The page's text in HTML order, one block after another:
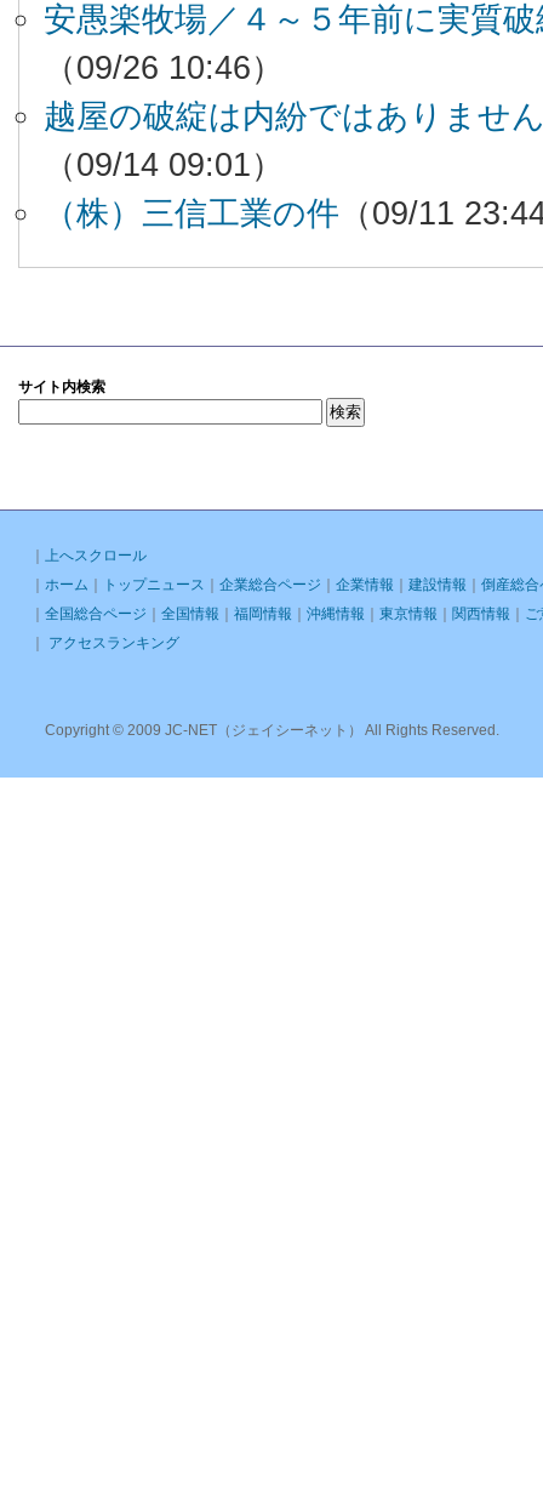
安愚楽牧場／４～５年前に実質
（09/26 10:46）
越屋の破綻は内紛ではありませ
（09/14 09:01）
（株）三信工業の件 （09/11
サイト内検索
上へスクロール
ホーム トップニュース 企業総合ページ 企業情報 建設情報
倒産総合
全国総合ページ 全国情報 福岡情報 沖縄情報 東京情報 関西情報
ご
アクセスランキング
Copyright © 2009 JC-NET（ジェイシーネット） All Rights Reserved.